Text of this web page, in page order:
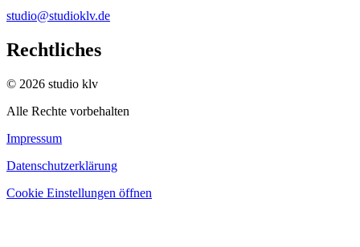
studio@studioklv.de
Rechtliches
© 2026 studio klv
Alle Rechte vorbehalten
Impressum
Datenschutzerklärung
Cookie Einstellungen öffnen